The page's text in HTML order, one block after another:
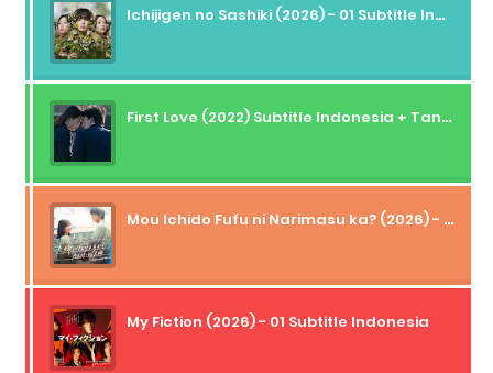
Ichijigen no Sashiki (2026) - 01 Subtitle Indonesia
First Love (2022) Subtitle Indonesia + Tanpa Iklan + Streaming + 1080p
Mou Ichido Fufu ni Narimasu ka? (2026) - 01 Subtitle Indonesia
My Fiction (2026) - 01 Subtitle Indonesia